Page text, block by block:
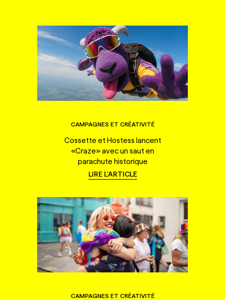
CAMPAGNES ET CRÉATIVITÉ
Cossette et Hostess lancent
«Craze» avec un saut en
parachute historique
LIRE L'ARTICLE
CAMPAGNES ET CRÉATIVITÉ